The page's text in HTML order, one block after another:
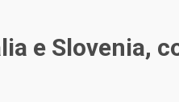
e Slovenia,